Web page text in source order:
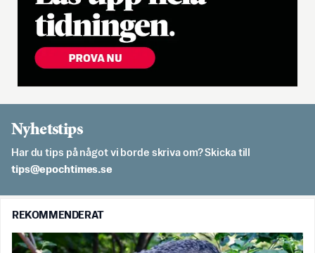
Nyhetstips
Har du tips på något vi borde skriva om? Skicka till
es.semithcope@spit
REKOMMENDERAT